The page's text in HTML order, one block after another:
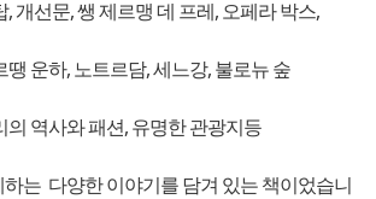
개선문, 쌩 제르맹 데 프레, 오페라 박스,
땡 운하, 노트르담, 세느강, 불로뉴 숲
의 역사와 패션, 유명한 관광지등
는 다양한 이야기를 담겨 있는 책이었습니